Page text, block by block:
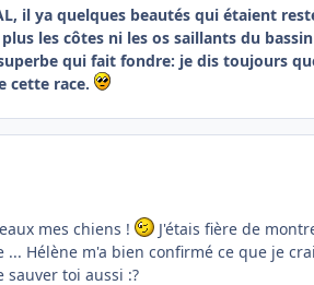
il ya quelques beautés qui étaient
les côtes ni les os saillants du
qui fait fondre: je dis toujours
cette race.
mes chiens !
J'étais fière de
Hélène m'a bien confirmé ce que je
sauver toi aussi :?